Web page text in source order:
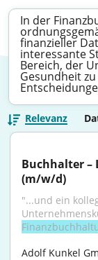
In der
finanzieller
interessante
Bereich, der
Gesundheit
Relevanz
Buchhalter –
(m/w/d)
"...und ein
Adolf Kunkel